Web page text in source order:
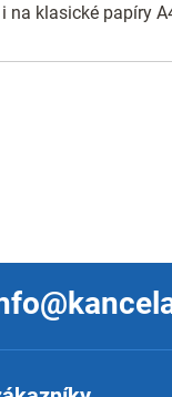
na klasické papíry